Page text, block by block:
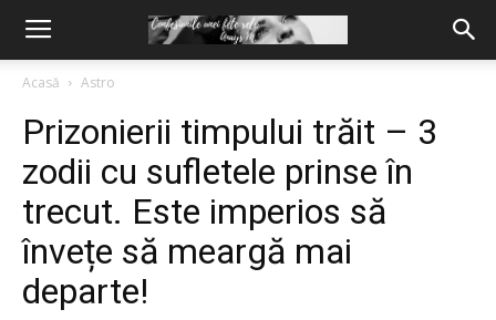
Acasă Astro
Prizonierii timpului trăit – 3
zodii cu sufletele prinse în
trecut. Este imperios să
învețe să meargă mai
departe!